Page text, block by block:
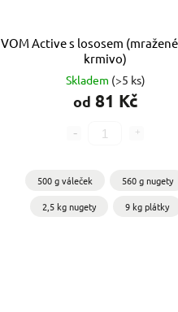
VOM Active s lososem
krmivo)
Skladem (>5 ks)
od 81 Kč
500 g váleček
560 g nugety
2,5 kg nugety
9 kg plátky